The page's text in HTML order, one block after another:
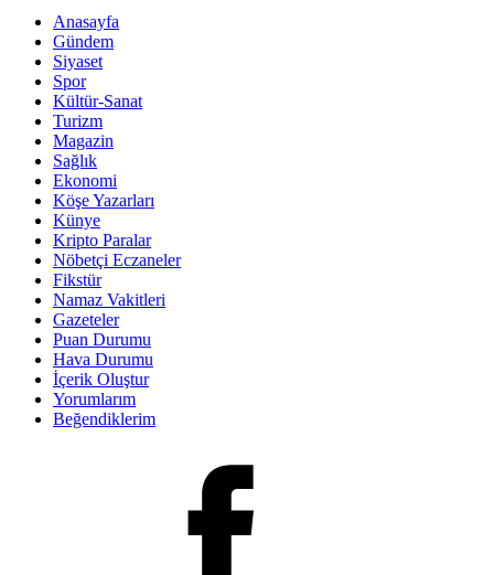
Anasayfa
Gündem
Siyaset
Spor
Kültür-Sanat
Turizm
Magazin
Sağlık
Ekonomi
Köşe Yazarları
Künye
Kripto Paralar
Nöbetçi Eczaneler
Fikstür
Namaz Vakitleri
Gazeteler
Puan Durumu
Hava Durumu
İçerik Oluştur
Yorumlarım
Beğendiklerim